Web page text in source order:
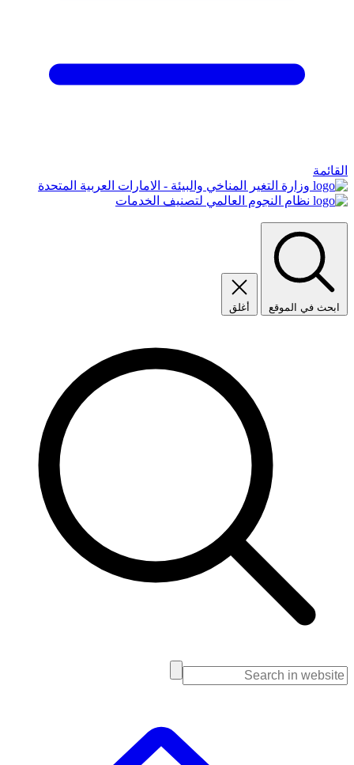
القائمة
وزارة التغير المناخي والبيئة - الامارات العربية المتحدة
نظام النجوم العالمي لتصنيف الخدمات
ابحث في الموقع أغلق